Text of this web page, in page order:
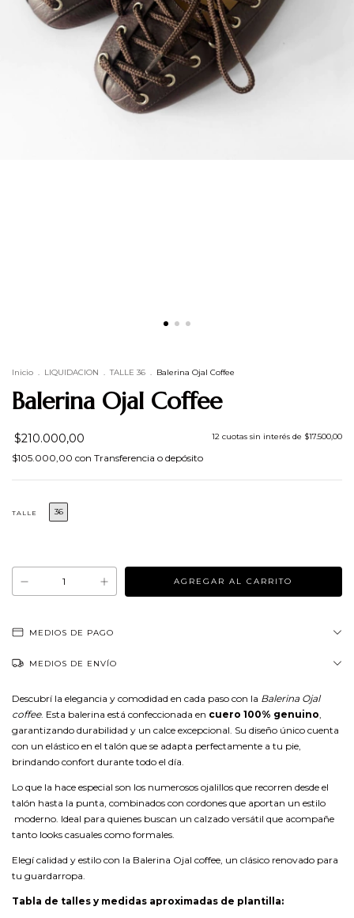
Inicio . LIQUIDACION . TALLE 36 . Balerina Ojal Coffee
Balerina Ojal Coffee
$210.000,00 12 cuotas sin interés de $17.500,00
$105.000,00 con Transferencia o depósito
TALLE 36
MEDIOS DE PAGO
MEDIOS DE ENVÍO
Descubrí la elegancia y comodidad en cada paso con la Balerina Ojal
coffee. Esta balerina está confeccionada en cuero 100% genuino,
garantizando durabilidad y un calce excepcional. Su diseño único cuenta
con un elástico en el talón que se adapta perfectamente a tu pie,
brindando confort durante todo el día.
Lo que la hace especial son los numerosos ojalillos que recorren desde el
talón hasta la punta, combinados con cordones que aportan un estilo
moderno. Ideal para quienes buscan un calzado versátil que acompañe
tanto looks casuales como formales.
Elegí calidad y estilo con la Balerina Ojal coffee, un clásico renovado para
tu guardarropa.
Tabla de talles y medidas aproximadas de plantilla: